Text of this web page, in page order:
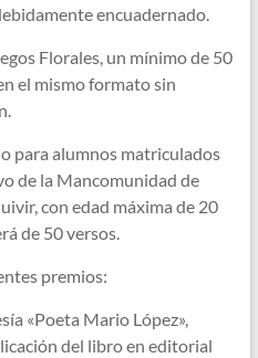
encuadernado.
Florales, un mínimo de 50
el mismo formato sin
para alumnos matriculados
de la Mancomunidad de
con edad máxima de 20
de 50 versos.
premios:
«Poeta Mario López»,
del libro en editorial